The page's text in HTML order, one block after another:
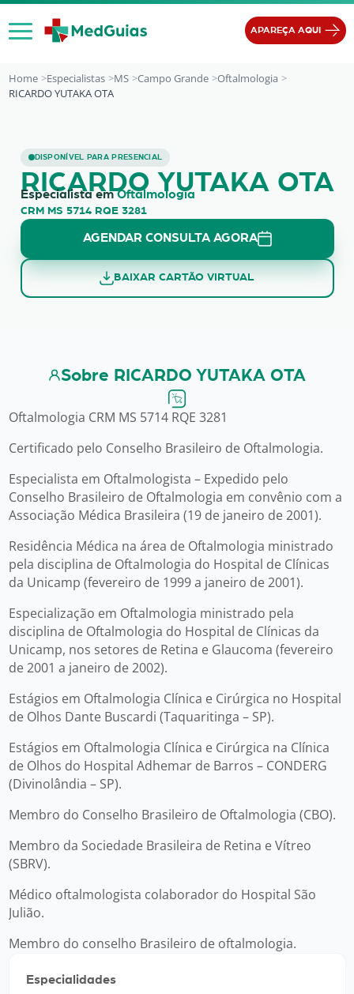
Ir para o conteúdo
APAREÇA AQUI
Home Especialistas MS Campo Grande
Oftalmologia
RICARDO YUTAKA OTA
DISPONÍVEL PARA PRESENCIAL
RICARDO YUTAKA OTA
RICARDO YUTAKA OTA
Especialista emOftalmologia
CRM MS 5714 RQE 3281
AGENDAR CONSULTA AGORA
BAIXAR CARTÃO VIRTUAL
Sobre RICARDO YUTAKA OTA
Oftalmologia CRM MS 5714 RQE 3281
Certificado pelo Conselho Brasileiro de Oftalmologia.
Especialista em Oftalmologista – Expedido pelo
Conselho Brasileiro de Oftalmologia em convênio com a
Associação Médica Brasileira (19 de janeiro de 2001).
Residência Médica na área de Oftalmologia ministrado
pela disciplina de Oftalmologia do Hospital de Clínicas
da Unicamp (fevereiro de 1999 a janeiro de 2001).
Especialização em Oftalmologia ministrado pela
disciplina de Oftalmologia do Hospital de Clínicas da
Unicamp, nos setores de Retina e Glaucoma (fevereiro
de 2001 a janeiro de 2002).
Estágios em Oftalmologia Clínica e Cirúrgica no Hospital
de Olhos Dante Buscardi (Taquaritinga – SP).
Estágios em Oftalmologia Clínica e Cirúrgica na Clínica
de Olhos do Hospital Adhemar de Barros – CONDERG
(Divinolândia – SP).
Membro do Conselho Brasileiro de Oftalmologia (CBO).
Membro da Sociedade Brasileira de Retina e Vítreo
(SBRV).
Médico oftalmologista colaborador do Hospital São
Julião.
Membro do conselho Brasileiro de oftalmologia.
Especialidades